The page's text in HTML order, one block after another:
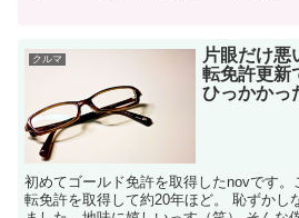
クルマ
片眼だけ悪
転免許更新
ひっかかっ
初めてゴールド免許を取得したnovです
転免許を取得して約20年ほど。 恥ずかし